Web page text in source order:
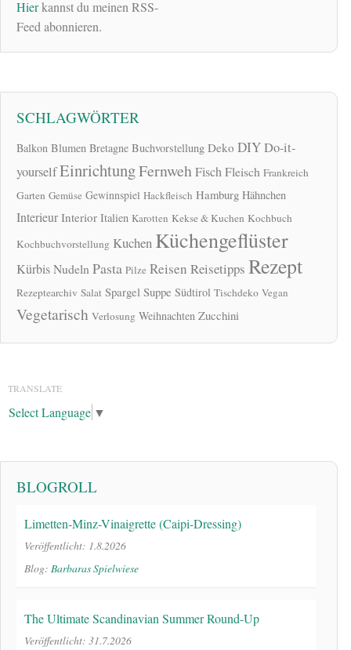
Hierkannst du meinen RSS-
Feed abonnieren.
SCHLAGWÖRTER
Balkon Blumen Bretagne Buchvorstellung Deko DIYDo-it-
yourselfEinrichtungFernwehFischFleisch Frankreich
Garten Gemüse Gewinnspiel Hackfleisch Hamburg Hähnchen
Interieur Interior Italien Karotten Kekse & Kuchen Kochbuch
Kochbuchvorstellung Kuchen Küchengeflüster
KürbisNudeln Pasta Pilze Reisen Reisetipps Rezept
Rezeptearchiv Salat Spargel Suppe Südtirol Tischdeko Vegan
Vegetarisch Verlosung Weihnachten Zucchini
TRANSLATE
Select Language ▼
BLOGROLL
Limetten-Minz-Vinaigrette (Caipi-Dressing)
Veröffentlicht: 1.8.2026
Blog: Barbaras Spielwiese
The Ultimate Scandinavian Summer Round-Up
Veröffentlicht: 31.7.2026